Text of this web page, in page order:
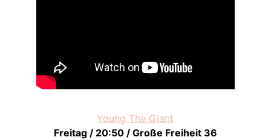
Young The Giant
Freitag / 20:50 / Große Freiheit 36